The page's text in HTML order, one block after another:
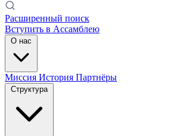
Расширенный поиск
Вступить в Ассамблею
О нас
Миссия История Партнёры
Структура